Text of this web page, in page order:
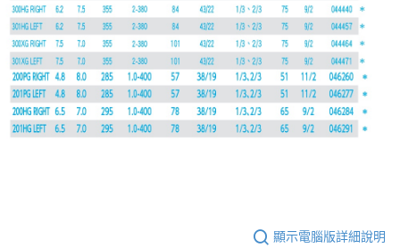
顯示電腦版詳細說明